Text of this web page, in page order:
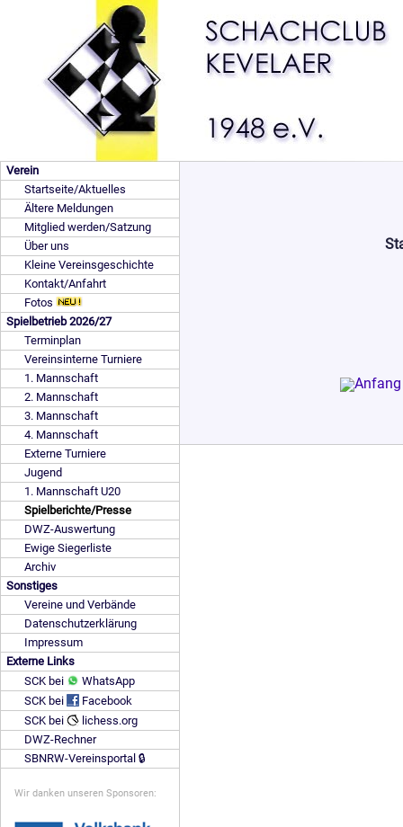
Verein
Startseite/Aktuelles
Ältere Meldungen
Mitglied werden/Satzung
Über uns
Kleine Vereinsgeschichte
Kontakt/Anfahrt
Fotos
Spielbetrieb 2026/27
Terminplan
Vereinsinterne Turniere
1. Mannschaft
2. Mannschaft
3. Mannschaft
4. Mannschaft
Externe Turniere
Jugend
1. Mannschaft U20
Spielberichte/Presse
DWZ-Auswertung
Ewige Siegerliste
Archiv
Sonstiges
Vereine und Verbände
Datenschutzerklärung
Impressum
Externe Links
SCK bei
WhatsApp
SCK bei
Facebook
SCK bei
lichess.org
DWZ-Rechner
SBNRW-Vereinsportal 🔒
Wir danken unseren Sponsoren: